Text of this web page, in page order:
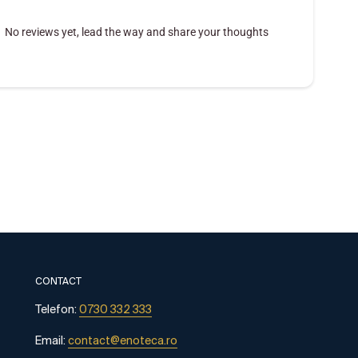
No reviews yet, lead the way and share your thoughts
CONTACT
Telefon: 0730 332 333
Email: contact@enoteca.ro